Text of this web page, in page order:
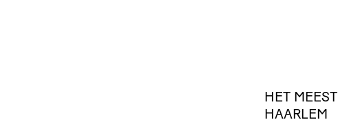
HET MEEST
HAARLEM